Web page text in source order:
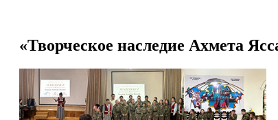
«Творческое наследие Ахмета